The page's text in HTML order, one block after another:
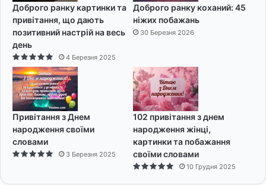
Доброго ранку картинки та
привітання, що дають
позитивний настрій на весь
день
4 Березня 2025
Доброго ранку коханий: 45
ніжих побажань
30 Березня 2026
Привітання з Днем
народження своїми
словами
3 Березня 2025
102 привітання з днем
народження жінці,
картинки та побажання
своїми словами
10 Грудня 2025